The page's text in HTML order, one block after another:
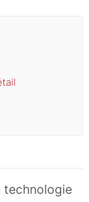
technologie